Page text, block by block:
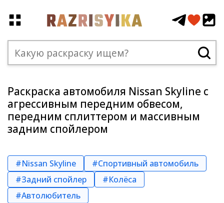
Раскраска автомобиля Nissan Skyline с
агрессивным передним обвесом,
передним сплиттером и массивным
задним спойлером
#Nissan Skyline
#Спортивный автомобиль
#Задний спойлер
#Колёса
#Автолюбитель